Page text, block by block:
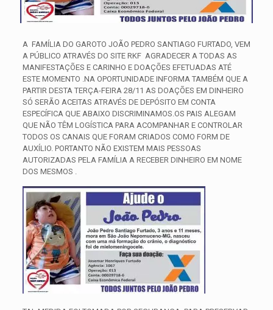
A FAMÍLIA DO GAROTO JOÃO PEDRO SANTIAGO FURTADO, VEM
A PÚBLICO ATRAVÉS DO SITE RKF AGRADECER A TODAS AS
MANIFESTAÇÕES E CARINHO E DOAÇÕES EFETUADAS ATÉ
ESTE MOMENTO .NA OPORTUNIDADE INFORMA TAMBÉM QUE A
PARTIR DESTA TERÇA-FEIRA 28/11 AS DOAÇÕES EM DINHEIRO
SÓ SERÃO ACEITAS ATRAVÉS DE DEPÓSITO EM CONTA
ESPECÍFICA QUE ABAIXO DISCRIMINAMOS. OS PAIS ALEGAM
QUE NÃO TÊM LOGÍSTICA PARA ACOMPANHAR E CONTROLAR
TODOS OS CANAIS QUE FORAM CRIADOS COMO FORM DE
AUXÍLIO. PORTANTO NÃO EXISTEM MAIS PESSOAS
AUTORIZADAS PELA FAMÍLIA A RECEBER DINHEIRO EM NOME
DOS MESMOS .